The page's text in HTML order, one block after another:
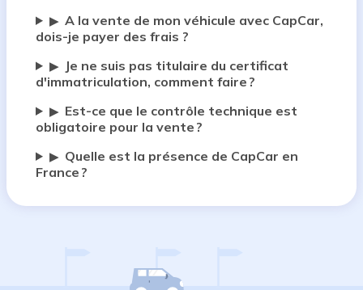
▶ A la vente de mon véhicule avec CapCar,
dois-je payer des frais ?
▶
Je ne suis pas titulaire du certificat
d'immatriculation, comment faire ?
▶ Est-ce que le contrôle technique est
obligatoire pour la vente ?
▶ Quelle est la présence de CapCar en
France ?